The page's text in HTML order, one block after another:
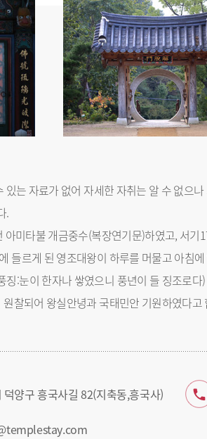
있는 자료가 없어 자세한 자취는 알 수 없으
.
미타불 개금중수(복장연기문)하였고, 서
들르게 된 영조대왕이 하루를 머물고 아침
:눈이 한자나 쌓였으니 풍년이 들 징조로
찰되어 왕실안녕과 국태민안 기원하였다고
양구 흥국사길 82(지축동,흥국사)